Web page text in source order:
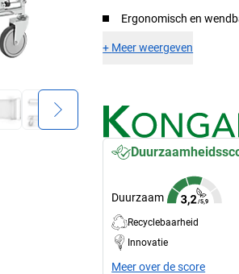
Ergonomisch en
+ Meer weergeven
Duurzaam
Recyclebaarheid
Innovatie
Meer over de score